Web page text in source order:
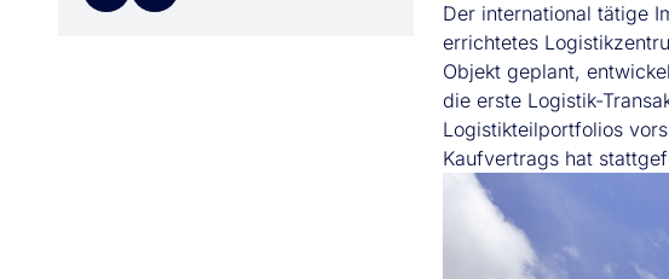
Der international tätige
errichtetes
Objekt geplant,
die erste Logistik-
Logistikteilportfolios
Kaufvertrags hat